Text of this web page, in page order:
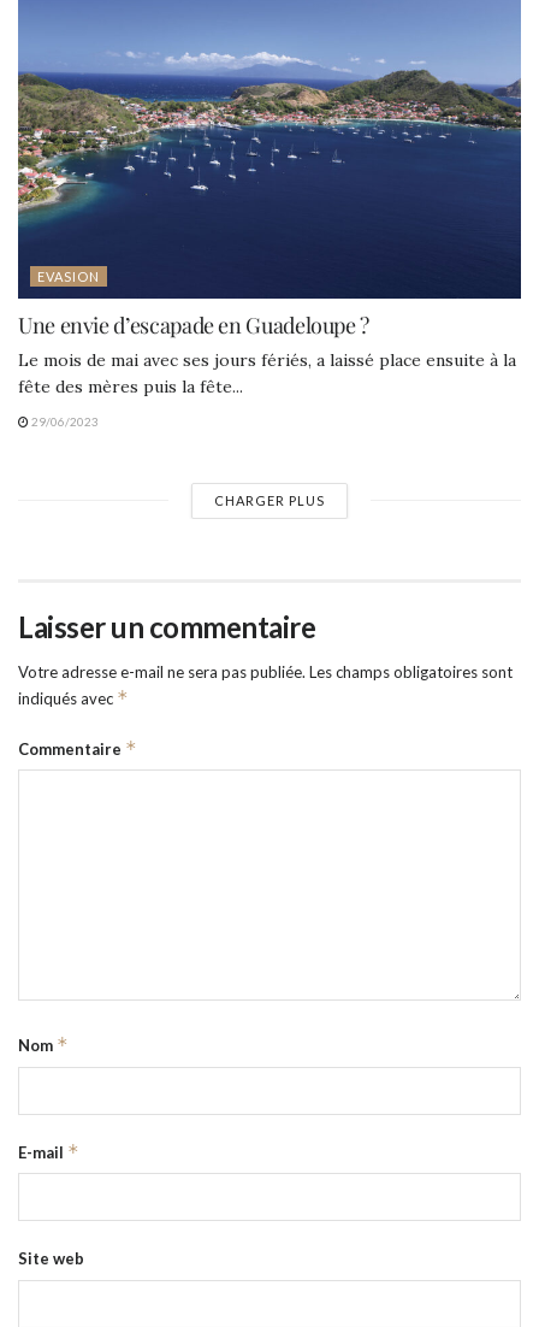
EVASION
Une envie d’escapade en Guadeloupe ?
Le mois de mai avec ses jours fériés, a laissé place ensuite à la
fête des mères puis la fête...
29/06/2023
CHARGER PLUS
Laisser un commentaire
Votre adresse e-mail ne sera pas publiée. Les champs obligatoires sont
indiqués avec *
Commentaire *
Nom *
E-mail *
Site web